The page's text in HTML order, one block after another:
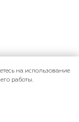
на использование
работы.